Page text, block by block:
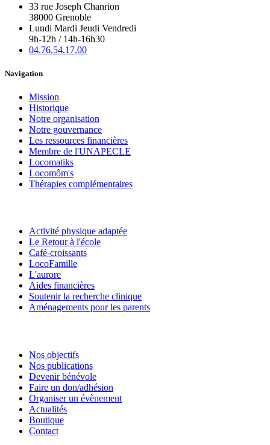
33 rue Joseph Chanrion
38000 Grenoble
Lundi Mardi Jeudi Vendredi
9h-12h / 14h-16h30
04.76.54.17.00
Navigation
Mission
Historique
Notre organisation
Notre gouvernance
Les ressources financières
Membre de l'UNAPECLE
Locomatiks
Locomôm's
Thérapies complémentaires
Activité physique adaptée
Le Retour à l'école
Café-croissants
LocoFamille
L'aurore
Aides financières
Soutenir la recherche clinique
Aménagements pour les parents
Nos objectifs
Nos publications
Devenir bénévole
Faire un don/adhésion
Organiser un évènement
Actualités
Boutique
Contact